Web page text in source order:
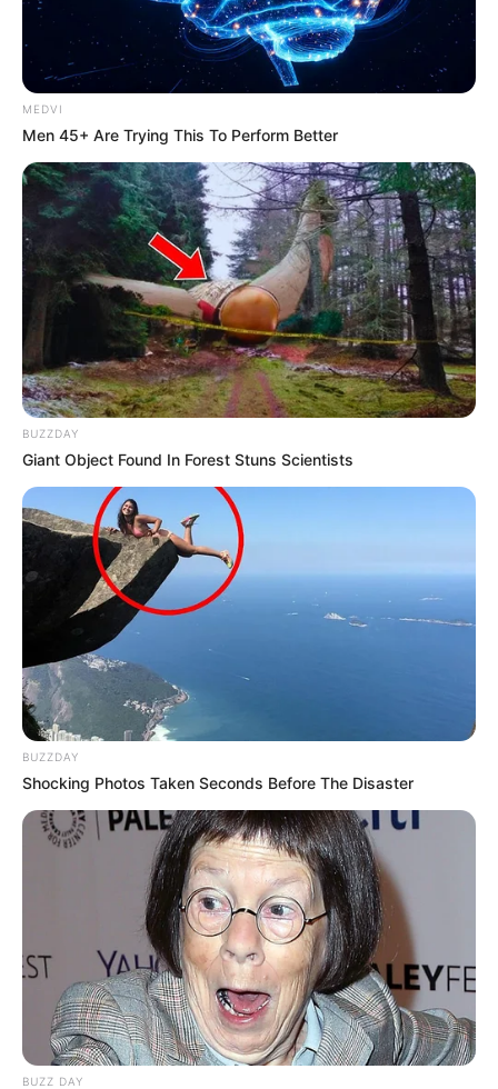
SHARE THIS Share it Tweet
Share it Pin it
PUBLICAÇÕES RELACIONADAS
TV
de profissionais de saúde.
PUBLICAÇÃO RECENTE
10 estados continuam sem
receber o pagamento da
Parcela Única.
FAÇA O SEU COMENTÁRIO AQUI!
FALE CONOSCO
E-mail
Mensagem*
MEDVI
Men 45+ Are Trying This To Perform Better
BUZZDAY
Giant Object Found In Forest Stuns Scientists
BUZZDAY
Shocking Photos Taken Seconds Before The Disaster
BUZZ DAY